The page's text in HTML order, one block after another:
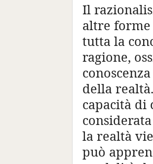
Il
altre
tutta la
ragione,
della
capacità di
la realtà
può